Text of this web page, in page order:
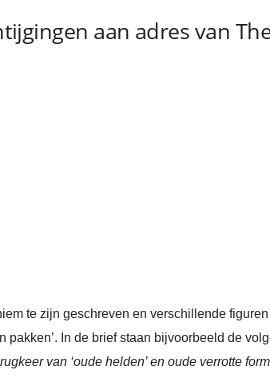
aan adres van
te zijn geschreven en verschillende
pakken’. In de brief staan bijvoorbeeld de
van ‘oude helden’ en oude verrotte